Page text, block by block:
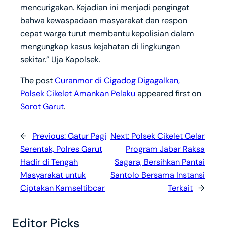
mencurigakan. Kejadian ini menjadi pengingat
bahwa kewaspadaan masyarakat dan respon
cepat warga turut membantu kepolisian dalam
mengungkap kasus kejahatan di lingkungan
sekitar.” Uja Kapolsek.
The postCuranmor di Cigadog Digagalkan,
Polsek Cikelet Amankan Pelakuappeared first on
Sorot Garut.
← Previous:Gatur Pagi
Serentak, Polres Garut
Hadir di Tengah
Masyarakat untuk
Ciptakan Kamseltibcar
Next: Polsek Cikelet Gelar
Program Jabar Raksa
Sagara, Bersihkan Pantai
Santolo Bersama Instansi
Terkait →
Editor Picks